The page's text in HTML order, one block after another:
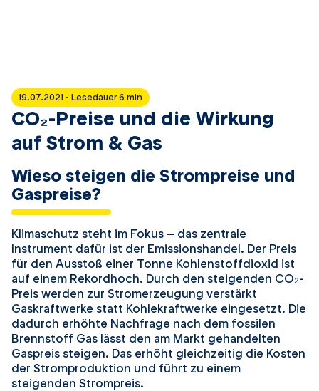
19.07.2021 · Lesedauer 6 min
CO₂-Preise und die Wirkung
auf Strom & Gas
Wieso steigen die Strompreise und
Gaspreise?
Klimaschutz steht im Fokus – das zentrale
Instrument dafür ist der Emissionshandel. Der Preis
für den Ausstoß einer Tonne Kohlenstoffdioxid ist
auf einem Rekordhoch. Durch den steigenden CO2-
Preis werden zur Stromerzeugung verstärkt
Gaskraftwerke statt Kohlekraftwerke eingesetzt. Die
dadurch erhöhte Nachfrage nach dem fossilen
Brennstoff Gas lässt den am Markt gehandelten
Gaspreis steigen. Das erhöht gleichzeitig die Kosten
der Stromproduktion und führt zu einem
steigenden Strompreis.